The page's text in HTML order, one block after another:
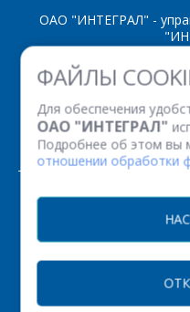
ФАЙЛЫ
Для обеспечения
ОАО "ИНТЕГРАЛ"
Подробнее об этом вы
отношении обработки
ОАО "ИНТЕГРАЛ" -
ул. Казинца И.П., д.121А,
Факс: (+375 17)
Рег. номер
© 2026. Все
*-